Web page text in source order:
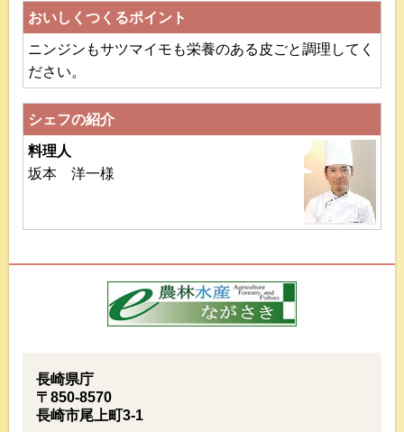
おいしくつくるポイント
ニンジンもサツマイモも栄養のある皮ごと調理してく
ださい。
シェフの紹介
料理人
坂本 洋一様
長崎県庁
〒850-8570
長崎市尾上町3-1